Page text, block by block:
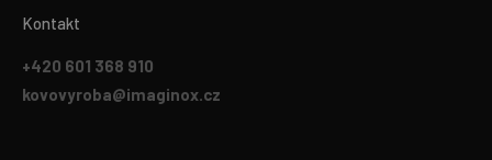
Kontakt
+420 601 368 910
kovovyroba@imaginox.cz